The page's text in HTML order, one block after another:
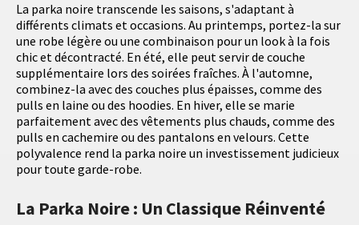
La parka noire transcende les saisons, s'adaptant à
différents climats et occasions. Au printemps, portez-la sur
une robe légère ou une combinaison pour un look à la fois
chic et décontracté. En été, elle peut servir de couche
supplémentaire lors des soirées fraîches. À l'automne,
combinez-la avec des couches plus épaisses, comme des
pulls en laine ou des hoodies. En hiver, elle se marie
parfaitement avec des vêtements plus chauds, comme des
pulls en cachemire ou des pantalons en velours. Cette
polyvalence rend la parka noire un investissement judicieux
pour toute garde-robe.
La Parka Noire : Un Classique Réinventé